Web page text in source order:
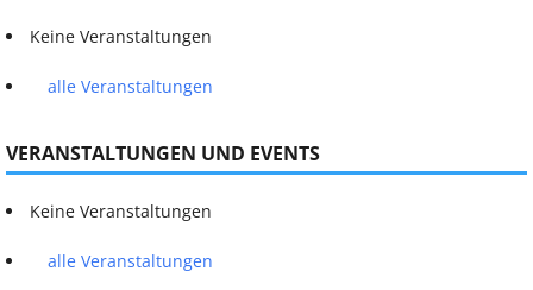
Keine Veranstaltungen
alle Veranstaltungen
VERANSTALTUNGEN UND EVENTS
Keine Veranstaltungen
alle Veranstaltungen